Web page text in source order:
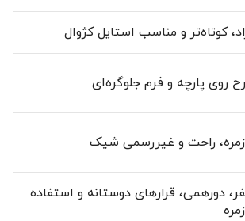
کوتاه‌تر و مناسب استایل کژوال
روی پارچه و فرم جلوگره‌ای
راحت و غیررسمی شیک
دورهمی، قرارهای دوستانه و استفاده